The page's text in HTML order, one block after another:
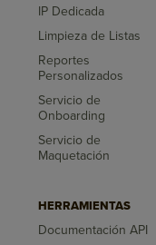
IP Dedicada
Limpieza de Listas
Reportes
Personalizados
Servicio de
Onboarding
Servicio de
Maquetación
HERRAMIENTAS
Documentación API